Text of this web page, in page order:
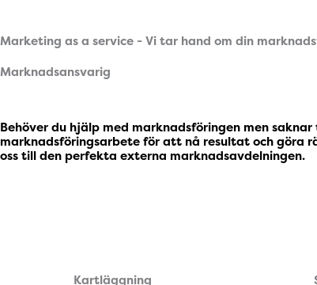
Marketing as a service - Vi tar hand om din
Marknadsansvarig
Behöver du hjälp med marknadsföringen men
marknadsföringsarbete för att nå resultat och göra
oss till den perfekta externa marknadsavdelningen.
Kartläggning